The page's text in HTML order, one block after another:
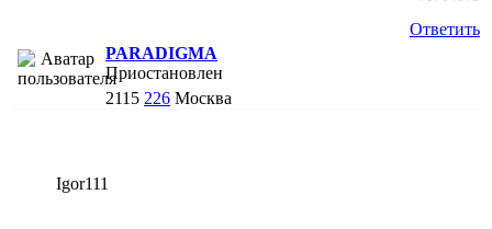
Ответить
PARADIGMA
Приостановлен
2115 226 Москва
Igor111